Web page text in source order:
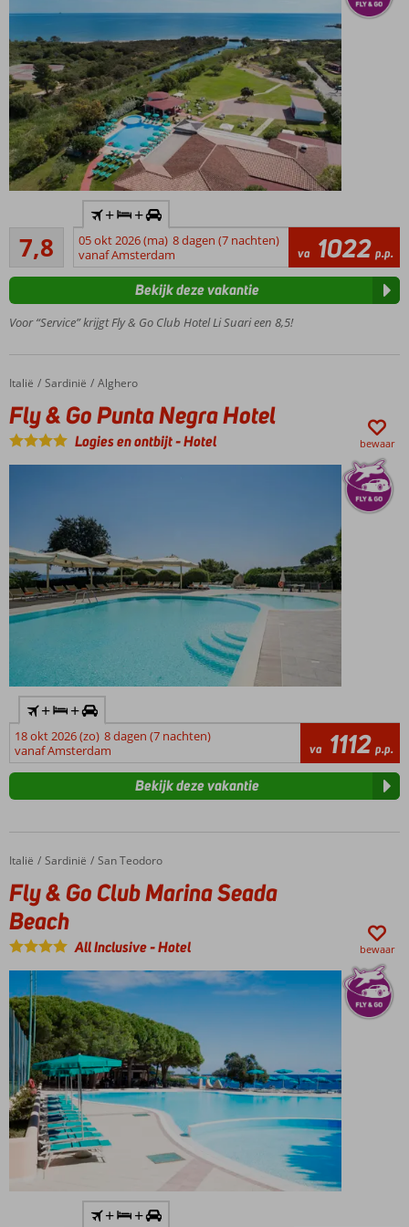
Dicht
bij het
strand
Verkoelend
zwembad
bungalows
Nabij
Teodoro
Verblijf
7,8
Goed
4
beoordelingen
+ +
05 okt 2026 (ma) 8 dagen (7 nachten)
vanaf Amsterdam
va 1022 p.p.
Voor “Service” krijgt Fly & Go Club Hotel Li Suari een 8,5!
Bekijk deze vakantie
Home
Italië Sardinië Alghero
Fly & Go Punta Negra Hotel
Fly & Go Punta Negra Hotel
Logies en ontbijt-Hotel bewaar
+ +
18 okt 2026 (zo) 8 dagen (7 nachten)
vanaf Amsterdam
va 1112 p.p.
Bekijk deze vakantie
Home
Italië Sardinië San Teodoro
Fly & Go Club Marina Seada Beach
Fly & Go Club Marina Seada
Beach
All Inclusive-Hotel bewaar
+ +